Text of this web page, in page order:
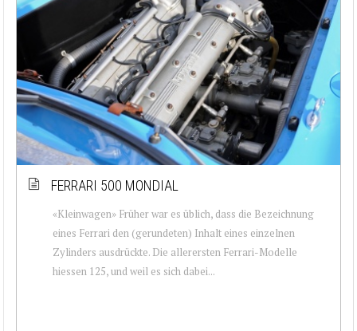
FERRARI 500 MONDIAL
«Kleinwagen» Früher war es üblich, dass die Bezeichnung
eines Ferrari den (gerundeten) Inhalt eines einzelnen
Zylinders ausdrückte. Die allerersten Ferrari-Modelle
hiessen 125, und weil es sich dabei...